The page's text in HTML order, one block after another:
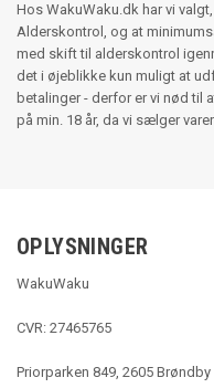
Hos WakuWaku.dk har vi
Alderskontrol, og at
med skift til alderskontrol
det i øjeblikke kun muligt at
betalinger - derfor er vi nød til
på min. 18 år, da vi sælger
OPLYSNINGER
WakuWaku
CVR: 27465765
Priorparken 849, 2605 Brøndby